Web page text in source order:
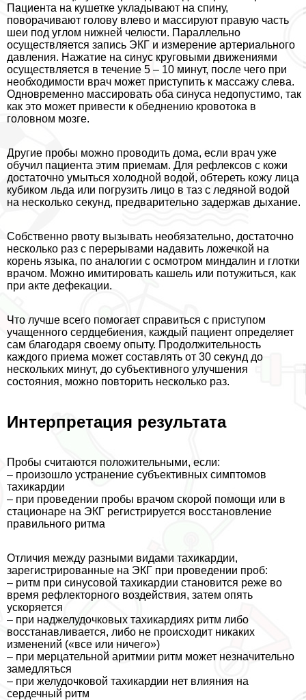
Пациента на кушетке укладывают на спину,
поворачивают голову влево и массируют правую часть
шеи под углом нижней челюсти. Параллельно
осуществляется запись ЭКГ и измерение артериального
давления. Нажатие на синус круговыми движениями
осуществляется в течение 5 – 10 минут, после чего при
необходимости врач может приступить к массажу слева.
Одновременно массировать оба синуса недопустимо, так
как это может привести к обеднению кровотока в
головном мозге.
Другие пробы можно проводить дома, если врач уже
обучил пациента этим приемам. Для рефлексов с кожи
достаточно умыться холодной водой, обтереть кожу лица
кубиком льда или погрузить лицо в таз с ледяной водой
на несколько секунд, предварительно задержав дыхание.
Собственно рвоту вызывать необязательно, достаточно
несколько раз с перерывами надавить ложечкой на
корень языка, по аналогии с осмотром миндалин и глотки
врачом. Можно имитировать кашель или потужиться, как
при акте дефекации.
Что лучше всего помогает справиться с приступом
учащенного сердцебиения, каждый пациент определяет
сам благодаря своему опыту. Продолжительность
каждого приема может составлять от 30 секунд до
нескольких минут, до субъективного улучшения
состояния, можно повторить несколько раз.
Интерпретация результата
Пробы считаются положительными, если:
– произошло устранение субъективных симптомов
тахикардии
– при проведении пробы врачом скорой помощи или в
стационаре на ЭКГ регистрируется восстановление
правильного ритма
Отличия между разными видами тахикардии,
зарегистрированные на ЭКГ при проведении проб:
– ритм при синусовой тахикардии становится реже во
время рефлекторного воздействия, затем опять
ускоряется
– при наджелудочковых тахикардиях ритм либо
восстанавливается, либо не происходит никаких
изменений («все или ничего»)
– при мерцательной аритмии ритм может незначительно
замедляться
– при желудочковой тахикардии нет влияния на
сердечный ритм